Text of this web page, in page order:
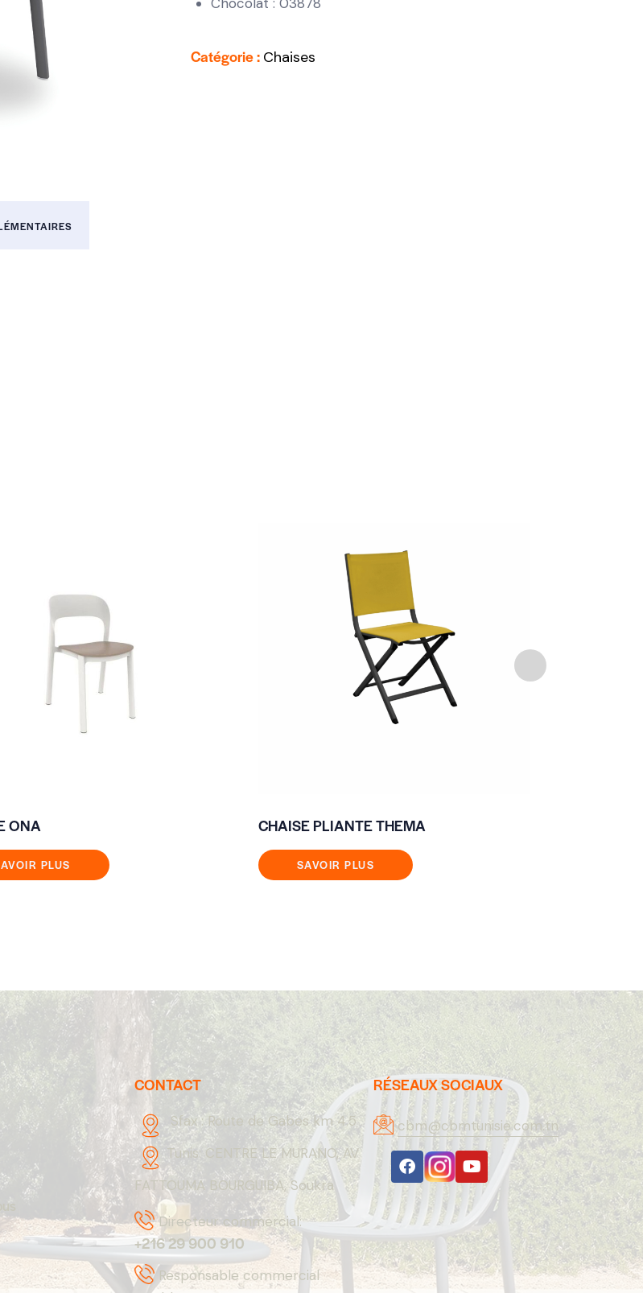
Chocolat : 03878
Catégorie : Chaises
ONA
PLUS
CHAISE PLIANTE THEMA
SAVOIR PLUS
CONTACT
Sfax : Route de Gabes km 4.5
Tunis: CENTRE LE MURANO, AV
FATTOUMA BOURGUIBA, Soukra
Directeur commercial:
+216 29 900 910
Responsable commercial
RÉSEAUX SOCIAUX
cbm@cbmtunisie.com.tn